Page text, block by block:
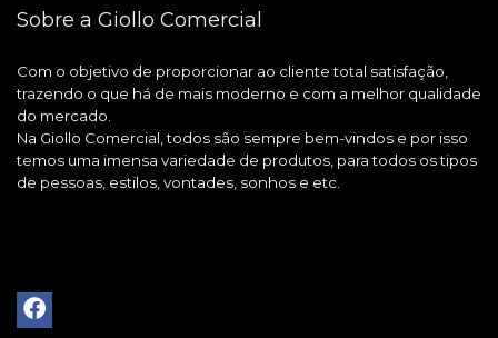
Sobre a Giollo Comercial
Com o objetivo de proporcionar ao cliente total satisfação,
trazendo o que há de mais moderno e com a melhor qualidade
do mercado.
Na Giollo Comercial, todos são sempre bem-vindos e por isso
temos uma imensa variedade de produtos, para todos os tipos
de pessoas, estilos, vontades, sonhos e etc.